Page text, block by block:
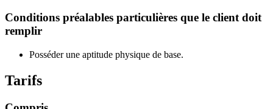
Conditions préalables particulières que le client doit
remplir
Posséder une aptitude physique de base.
Tarifs